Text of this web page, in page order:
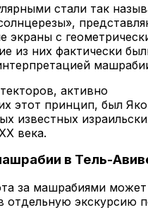
стали так
экраны с
из них фактически
активно
этот принцип, был
известных
века.
в Тель-
за машрабиями может
отдельную экскурсию